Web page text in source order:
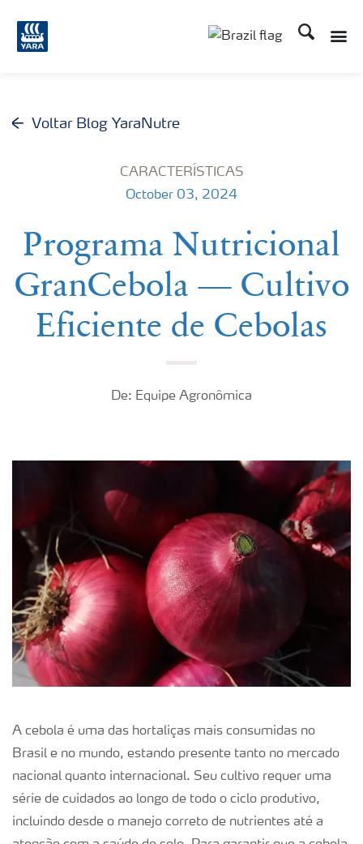
Busca
Voltar Blog YaraNutre
CARACTERÍSTICAS
October 03, 2024
Programa Nutricional
GranCebola — Cultivo
Eficiente de Cebolas
De: Equipe Agronômica
A cebola é uma das hortaliças mais consumidas no
Brasil e no mundo, estando presente tanto no mercado
nacional quanto internacional. Seu cultivo requer uma
série de cuidados ao longo de todo o ciclo produtivo,
incluindo desde o manejo correto de nutrientes até a